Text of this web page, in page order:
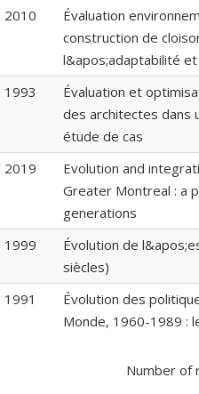
2010
Évaluation
construction de
l&apos;adaptabilité
1993
Évaluation et
des architectes dans
étude de cas
2019
Evolution and
Greater Montreal : a
generations
1999
Évolution de
siècles)
1991
Évolution des
Monde, 1960-1989 :
Number of